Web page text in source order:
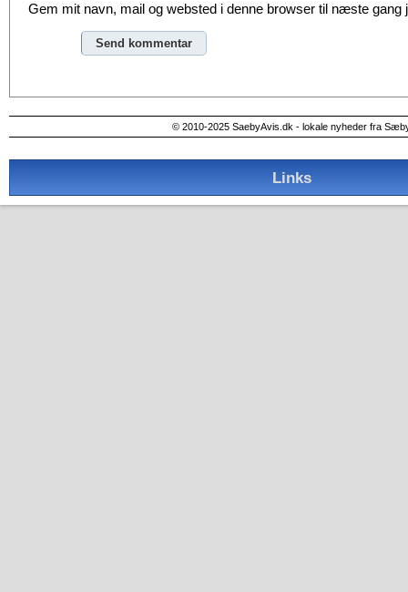
Gem mit navn, mail og websted i denne browser til næste gang
© 2010-2025 SaebyAvis.dk - lokale nyheder fra
Links